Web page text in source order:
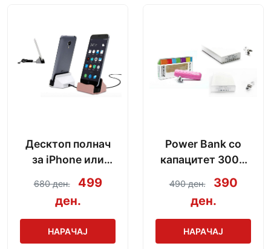
Десктоп полнач
за iPhone или
Android со модел
по избор
680 ден.
499
ден.
НАРАЧАЈ
Power Bank со
капацитет 3000
mAh + кабел за
полнење
490 ден.
390
ден.
НАРАЧАЈ